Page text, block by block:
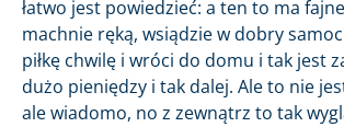
łatwo jest powiedzieć: a ten to ma
machnie ręką, wsiądzie w dobry
piłkę chwilę i wróci do domu i tak jest
dużo pieniędzy i tak dalej. Ale to nie
ale wiadomo, no z zewnątrz to tak